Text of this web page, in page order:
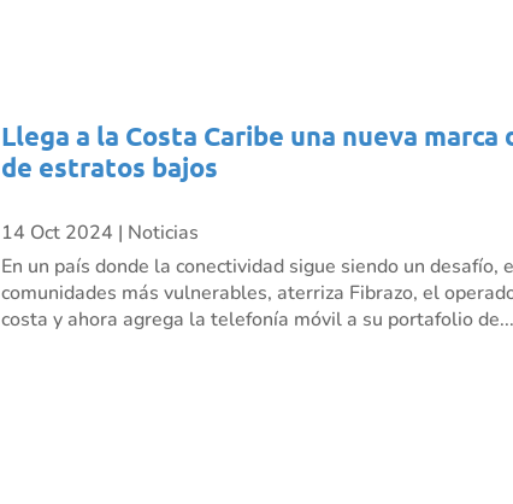
Llega a la Costa Caribe una nueva
de estratos bajos
14 Oct 2024 | Noticias
En un país donde la conectividad sigue siendo un
comunidades más vulnerables, aterriza Fibrazo, el
costa y ahora agrega la telefonía móvil a su portafolio de...